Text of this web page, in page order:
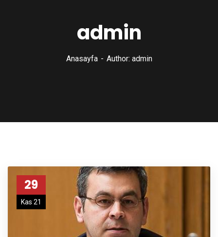
admin
Anasayfa Author: admin
29
Kas 21